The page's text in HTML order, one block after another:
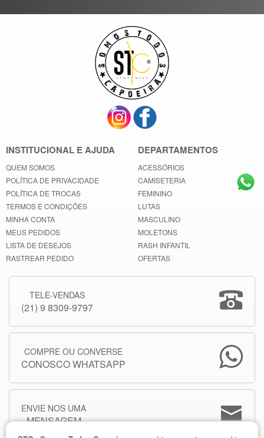
INSTITUCIONAL E AJUDA
QUEM SOMOS
POLÍTICA DE PRIVACIDADE
POLÍTICA DE TROCAS
TERMOS E CONDIÇÕES
MINHA CONTA
MEUS PEDIDOS
LISTA DE DESEJOS
RASTREAR PEDIDO
DEPARTAMENTOS
ACESSÓRIOS
CAMISETERIA
FEMININO
LUTAS
MASCULINO
MOLETONS
RASH INFANTIL
OFERTAS
TELE-VENDAS
(21) 9 8309-9797
COMPRE OU CONVERSE
CONOSCO WHATSAPP
ENVIE NOS UMA
MENSAGEM